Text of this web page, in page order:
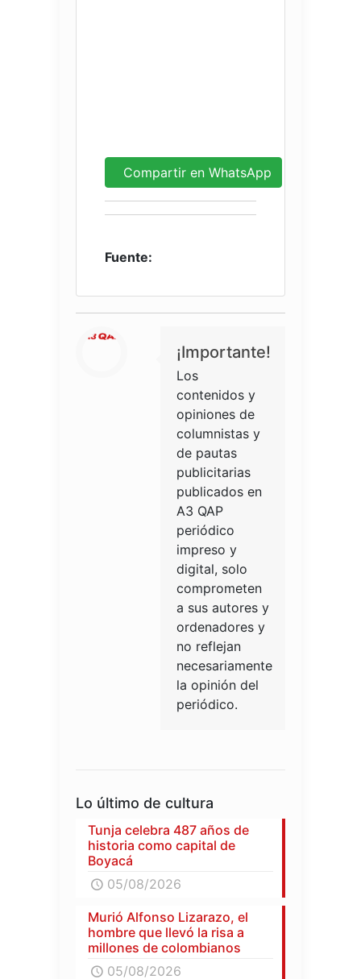
Compartir en WhatsApp
Fuente:
¡Importante!
Los
contenidos y
opiniones de
columnistas y
de pautas
publicitarias
publicados en
A3 QAP
periódico
impreso y
digital, solo
comprometen
a sus autores y
ordenadores y
no reflejan
necesariamente
la opinión del
periódico.
Lo último de cultura
Tunja celebra 487 años de
historia como capital de
Boyacá
05/08/2026
Murió Alfonso Lizarazo, el
hombre que llevó la risa a
millones de colombianos
05/08/2026